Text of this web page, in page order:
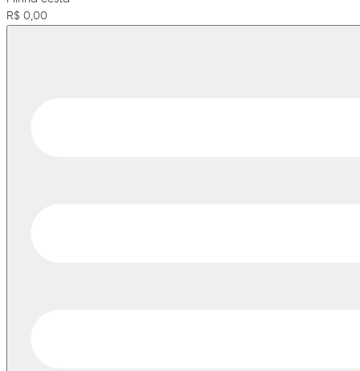
R$ 0,00